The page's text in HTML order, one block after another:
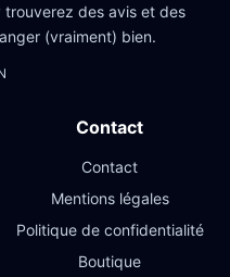
trouverez des avis et des
(vraiment) bien.
Contact
Contact
Mentions légales
Politique de confidentialité
Boutique